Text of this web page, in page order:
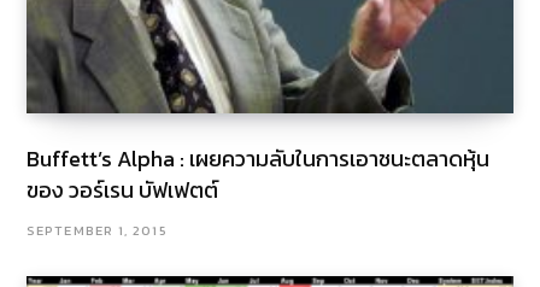
Buffett’s Alpha : เผยความลับในการเอาชนะตลาดหุ้น
ของ วอร์เรน บัฟเฟตต์
SEPTEMBER 1, 2015